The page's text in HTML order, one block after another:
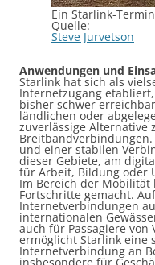
Ein Starlink-
Quelle:
Steve Jurvetson
Anwendungen und
Starlink hat sich als
Internetzugang
bisher schwer
ländlichen oder
zuverlässige Alternative
und einer stabilen
dieser Gebiete, am
für Arbeit, Bildung oder
Im Bereich der
Fortschritte gemacht.
Internetverbindungen
internationalen
auch für Passagiere
ermöglicht Starlink eine
Internetverbindung an